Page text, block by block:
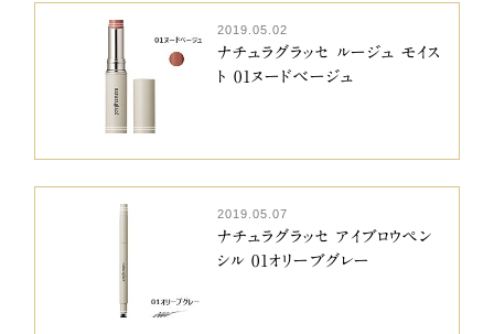
2019.05.02
ナチュラグラッセ ルージュ モイス
ト 01ヌードベージュ
2019.05.07
ナチュラグラッセ アイブロウペン
シル 01オリーブグレー